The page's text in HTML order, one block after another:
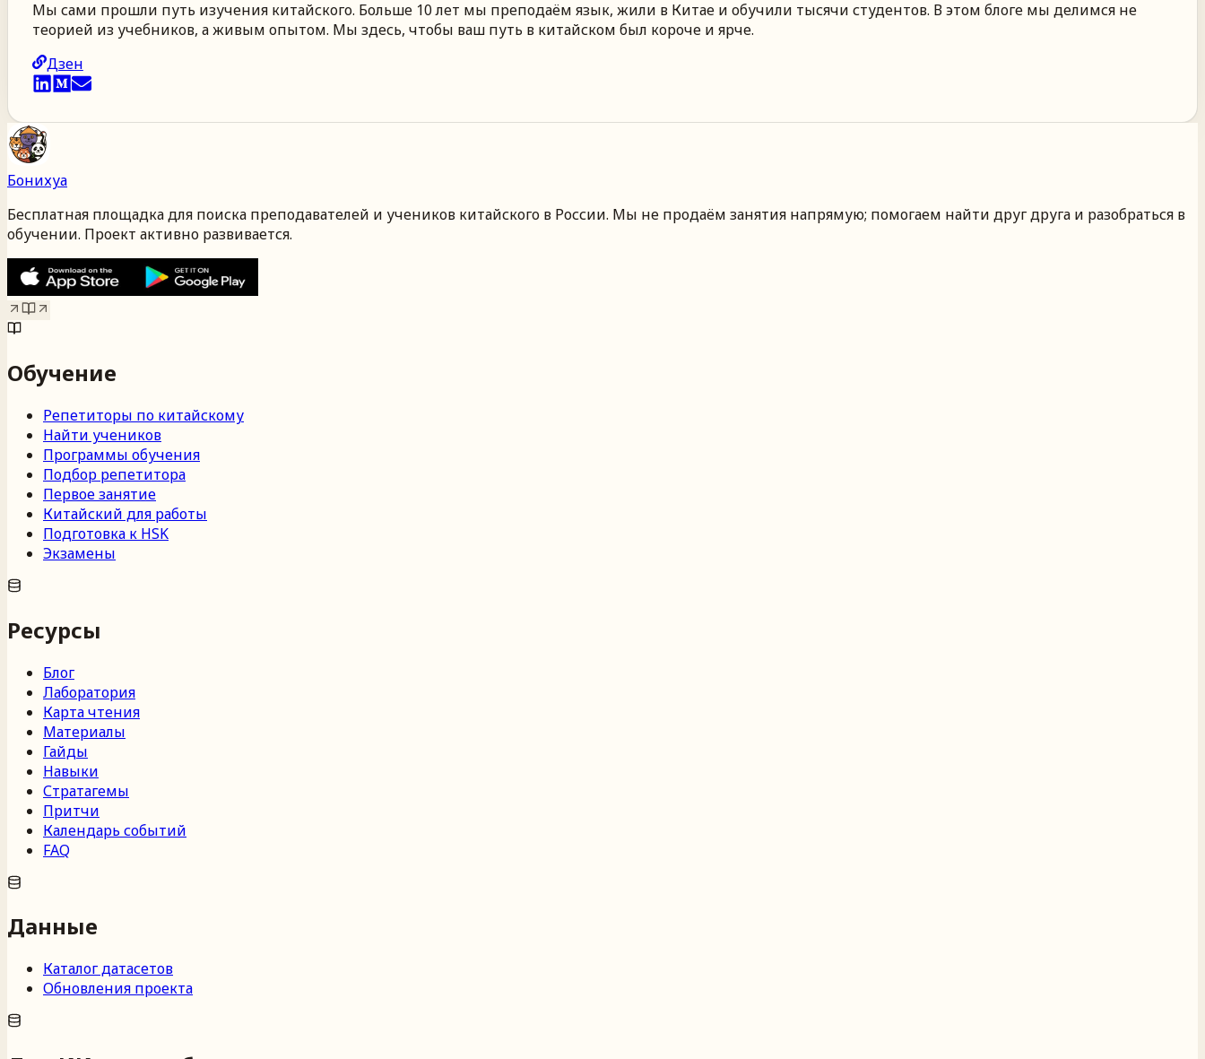
Мы сами прошли путь изучения китайского. Больше 10 лет мы преподаём язык, жили в Китае и обучили тысячи студентов. В этом блоге мы делимся не
теорией из учебников, а живым опытом. Мы здесь, чтобы ваш путь в китайском был короче и ярче.
Дзен
Бонихуа
Бесплатная площадка для поиска преподавателей и учеников китайского в России. Мы не продаём занятия напрямую; помогаем найти друг друга и разобраться в
обучении. Проект активно развивается.
Обучение
Репетиторы по китайскому
Найти учеников
Программы обучения
Подбор репетитора
Первое занятие
Китайский для работы
Подготовка к HSK
Экзамены
Ресурсы
Блог
Лаборатория
Карта чтения
Материалы
Гайды
Навыки
Стратагемы
Притчи
Календарь событий
FAQ
Данные
Каталог датасетов
Обновления проекта